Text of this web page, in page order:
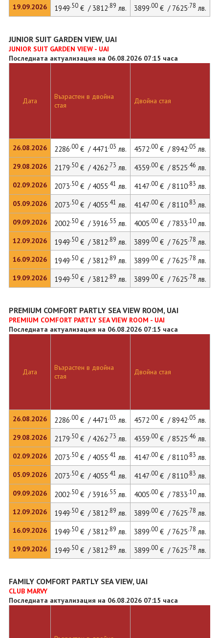
19.09.2026
1949.50€ / 3812.89 лв. 3899.00€ / 7625.78 лв.
JUNIOR SUIT GARDEN VIEW, UAI
JUNIOR SUIT GARDEN VIEW - UAI
Последната актуализация на 06.08.2026 07:15 часа
Дата
26.08.2026
29.08.2026
02.09.2026
05.09.2026
09.09.2026
12.09.2026
16.09.2026
19.09.2026
Възрастен в двойна
стая
Двойна стая
2286.00€ / 4471.03 лв. 4572.00€ / 8942.05 лв.
2179.50€ / 4262.73 лв. 4359.00€ / 8525.46 лв.
2073.50€ / 4055.41 лв. 4147.00€ / 8110.83 лв.
2073.50€ / 4055.41 лв. 4147.00€ / 8110.83 лв.
2002.50€ / 3916.55 лв. 4005.00€ / 7833.10лв.
1949.50€ / 3812.89 лв. 3899.00€ / 7625.78 лв.
1949.50€ / 3812.89 лв. 3899.00€ / 7625.78 лв.
1949.50€ / 3812.89 лв. 3899.00€ / 7625.78 лв.
PREMIUM COMFORT PARTLY SEA VIEW ROOM, UAI
PREMIUM COMFORT PARTLY SEA VIEW ROOM - UAI
Последната актуализация на 06.08.2026 07:15 часа
Дата
26.08.2026
29.08.2026
02.09.2026
05.09.2026
09.09.2026
12.09.2026
16.09.2026
19.09.2026
Възрастен в двойна
стая
Двойна стая
2286.00€ / 4471.03 лв. 4572.00€ / 8942.05 лв.
2179.50€ / 4262.73 лв. 4359.00€ / 8525.46 лв.
2073.50€ / 4055.41 лв. 4147.00€ / 8110.83 лв.
2073.50€ / 4055.41 лв. 4147.00€ / 8110.83 лв.
2002.50€ / 3916.55 лв. 4005.00€ / 7833.10лв.
1949.50€ / 3812.89 лв. 3899.00€ / 7625.78 лв.
1949.50€ / 3812.89 лв. 3899.00€ / 7625.78 лв.
1949.50€ / 3812.89 лв. 3899.00€ / 7625.78 лв.
FAMILY COMFORT PARTLY SEA VIEW, UAI
CLUB MARVY
Последната актуализация на 06.08.2026 07:15 часа